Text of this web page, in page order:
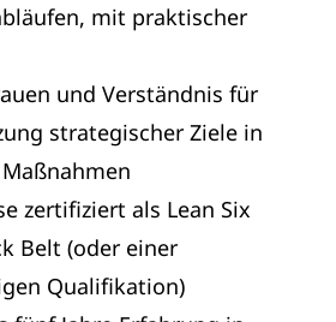
mit praktischer
und Verständnis für
strategischer Ziele in
zertifiziert als Lean Six
Belt (oder einer
Qualifikation)